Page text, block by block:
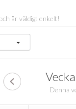
är väldigt enkelt!
Vecka
Denna